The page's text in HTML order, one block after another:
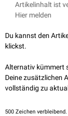
Artikelinhalt ist
Hier melden
Du kannst den
klickst.
Alternativ kümmert
Deine zusätzlichen
vollständig zu
500 Zeichen